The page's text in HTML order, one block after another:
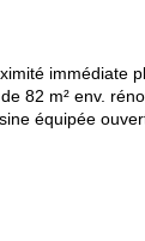
immédiate
avec gout. Séjour-
équipée